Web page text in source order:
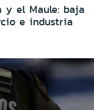
y el Maule: baja
e industria